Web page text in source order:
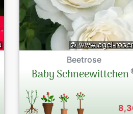
Beetrose
Baby Schneewittchen